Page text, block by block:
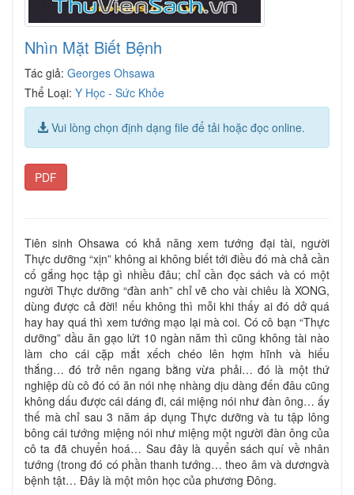
Nhìn Mặt Biết Bệnh
Tác giả: Georges Ohsawa
Thể Loại: Y Học - Sức Khỏe
Vui lòng chọn định dạng file để tải hoặc đọc online.
PDF
Tiên sinh Ohsawa có khả năng xem tướng đại tài, người
Thực dưỡng “xịn” không ai không biết tới điều đó mà chả cần
cố gắng học tập gì nhiều đâu; chỉ cần đọc sách và có một
người Thực dưỡng “đàn anh” chỉ vẽ cho vài chiêu là XONG,
dùng được cả đời! nếu không thì mỗi khi thấy ai đó dở quá
hay hay quá thì xem tướng mạo lại mà coi. Có cô bạn “Thực
dưỡng” dầu ăn gạo lứt 10 ngàn năm thì cũng không tài nào
làm cho cái cặp mắt xếch chéo lên hợm hĩnh và hiếu
thắng… đó trở nên ngang bằng vừa phải… đó là một thứ
nghiệp dù cô đó có ăn nói nhẹ nhàng dịu dàng đến đâu cũng
không dấu được cái dáng đi, cái miệng nói như đàn ông… ấy
thế mà chỉ sau 3 năm áp dụng Thực dưỡng và tu tập lông
bông cái tướng miệng nói như miệng một người đàn ông của
cô ta đã chuyển hoá… Sau đây là quyển sách quí về nhân
tướng (trong đó có phần thanh tướng… theo âm và dươngvà
bệnh tật… Đây là một môn học của phương Đông.